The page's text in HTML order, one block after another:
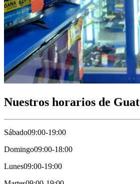
Nuestros horarios de
Sábado09:00-19:00
Domingo09:00-18:00
Lunes09:00-19:00